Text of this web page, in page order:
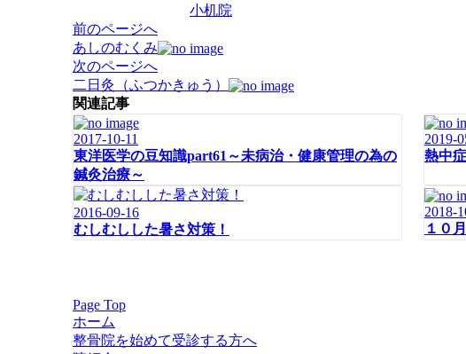
小机院
投
稿
ナ
ビ
ゲ
ー
シ
ョ
ン
前のページへ
あしのむくみ
次のページへ
二日灸（ふつかきゅう）
関連記事
2017-10-11
東洋医学の豆知識part61～未病治・健康管理の為の
鍼灸治療～
2019-
熱中
2016-09-16
むしむしした暑さ対策！
2018-
１０
Page Top
ホーム
整骨院を始めて受診する方へ